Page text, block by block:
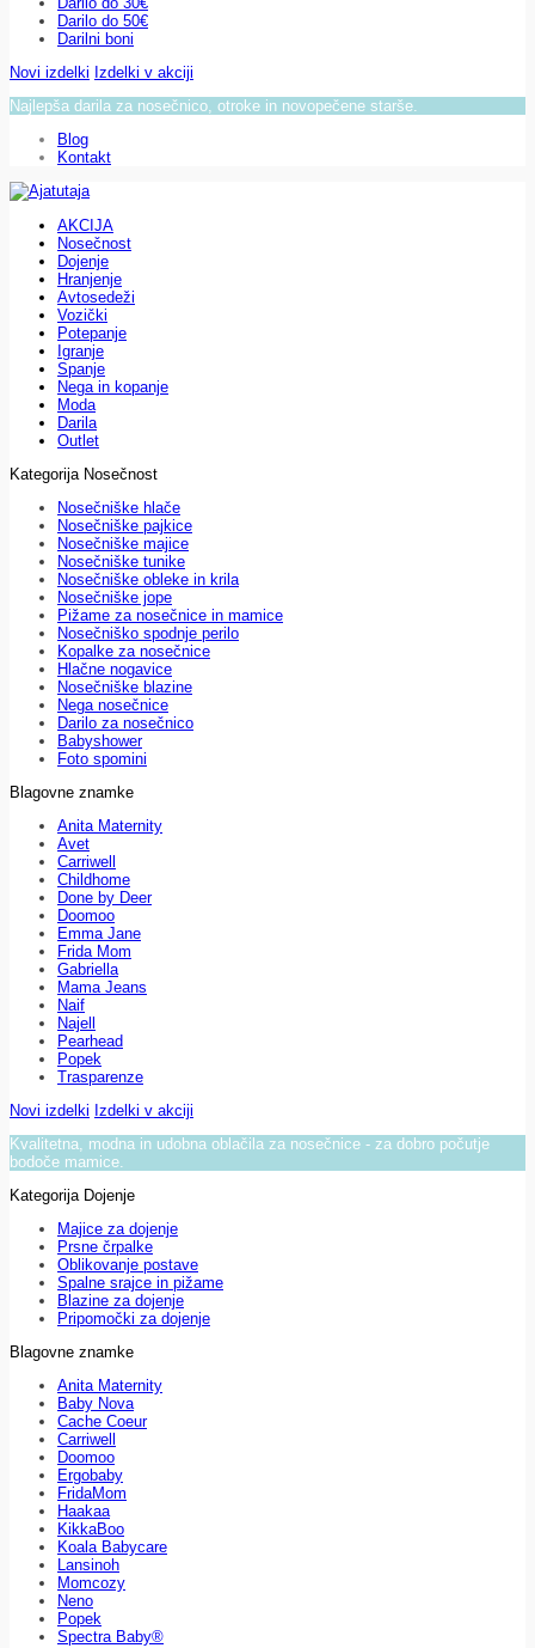
Darilo do 50€
Darilni boni
Novi izdelki Izdelki v akciji
Najlepša darila za nosečnico, otroke in novopečene starše.
Blog
Kontakt
AKCIJA
Nosečnost
Dojenje
Hranjenje
Avtosedeži
Vozički
Potepanje
Igranje
Spanje
Nega in kopanje
Moda
Darila
Outlet
Kategorija Nosečnost
Nosečniške hlače
Nosečniške pajkice
Nosečniške majice
Nosečniške tunike
Nosečniške obleke in krila
Nosečniške jope
Pižame za nosečnice in mamice
Nosečniško spodnje perilo
Kopalke za nosečnice
Hlačne nogavice
Nosečniške blazine
Nega nosečnice
Darilo za nosečnico
Babyshower
Foto spomini
Blagovne znamke
Anita Maternity
Avet
Carriwell
Childhome
Done by Deer
Doomoo
Emma Jane
Frida Mom
Gabriella
Mama Jeans
Naif
Najell
Pearhead
Popek
Trasparenze
Novi izdelki Izdelki v akciji
Kvalitetna, modna in udobna oblačila za nosečnice - za dobro počutje
bodoče mamice.
Kategorija Dojenje
Majice za dojenje
Prsne črpalke
Oblikovanje postave
Spalne srajce in pižame
Blazine za dojenje
Pripomočki za dojenje
Blagovne znamke
Anita Maternity
Baby Nova
Cache Coeur
Carriwell
Doomoo
Ergobaby
FridaMom
Haakaa
KikkaBoo
Koala Babycare
Lansinoh
Momcozy
Neno
Popek
Spectra Baby®